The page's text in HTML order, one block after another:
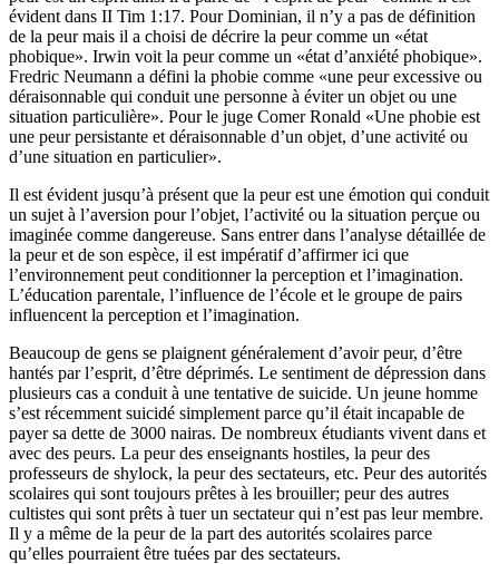
évident dans II Tim 1:17. Pour Dominian, il n’y a pas de définition
de la peur mais il a choisi de décrire la peur comme un «état
phobique». Irwin voit la peur comme un «état d’anxiété phobique».
Fredric Neumann a défini la phobie comme «une peur excessive ou
déraisonnable qui conduit une personne à éviter un objet ou une
situation particulière». Pour le juge Comer Ronald «Une phobie est
une peur persistante et déraisonnable d’un objet, d’une activité ou
d’une situation en particulier».
Il est évident jusqu’à présent que la peur est une émotion qui conduit
un sujet à l’aversion pour l’objet, l’activité ou la situation perçue ou
imaginée comme dangereuse. Sans entrer dans l’analyse détaillée de
la peur et de son espèce, il est impératif d’affirmer ici que
l’environnement peut conditionner la perception et l’imagination.
L’éducation parentale, l’influence de l’école et le groupe de pairs
influencent la perception et l’imagination.
Beaucoup de gens se plaignent généralement d’avoir peur, d’être
hantés par l’esprit, d’être déprimés. Le sentiment de dépression dans
plusieurs cas a conduit à une tentative de suicide. Un jeune homme
s’est récemment suicidé simplement parce qu’il était incapable de
payer sa dette de 3000 nairas. De nombreux étudiants vivent dans et
avec des peurs. La peur des enseignants hostiles, la peur des
professeurs de shylock, la peur des sectateurs, etc. Peur des autorités
scolaires qui sont toujours prêtes à les brouiller; peur des autres
cultistes qui sont prêts à tuer un sectateur qui n’est pas leur membre.
Il y a même de la peur de la part des autorités scolaires parce
qu’elles pourraient être tuées par des sectateurs.